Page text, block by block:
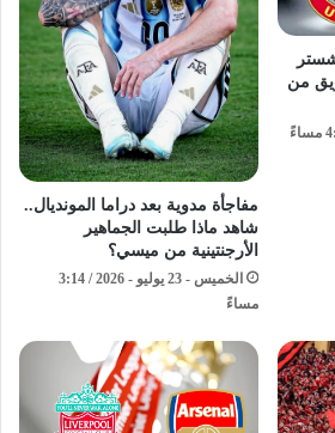
من
مفاجأة مدوية بعد دراما المونديال..
شاهد ماذا طلبت الجماهير
الأرجنتينية من ميسي؟
الخميس - 23 يوليو - 2026 / 3:14
مساءً